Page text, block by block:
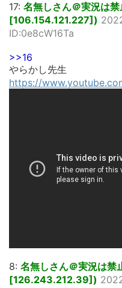
17: 名無しさん＠実況は
[106.154.121.227])
ID:0e8cW16Ta
>>16
やらかし先生
https://
8: 名無しさん＠実況は
[126.243.212.39])